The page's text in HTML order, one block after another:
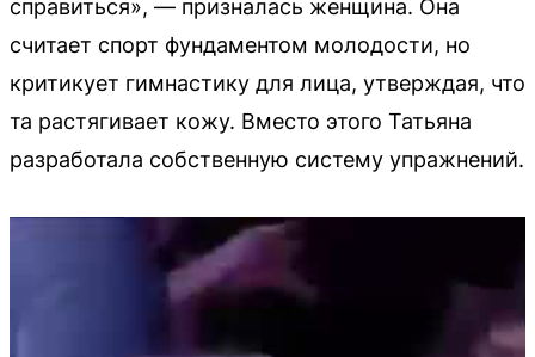
справиться», — призналась женщина. Она
считает спорт фундаментом молодости, но
критикует гимнастику для лица, утверждая, что
та растягивает кожу. Вместо этого Татьяна
разработала собственную систему упражнений.